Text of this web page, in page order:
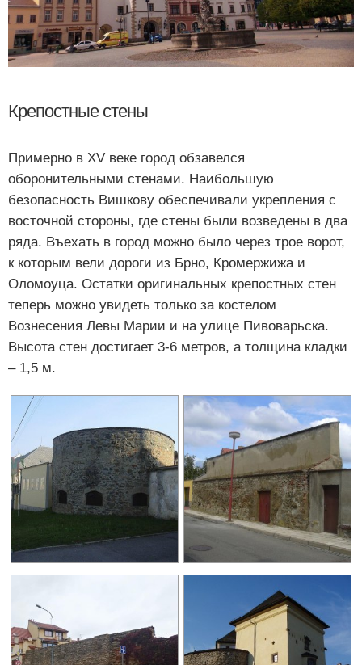
Крепостные стены
Примерно в XV веке город обзавелся
оборонительными стенами. Наибольшую
безопасность Вишкову обеспечивали укрепления с
восточной стороны, где стены были возведены в два
ряда. Въехать в город можно было через трое ворот,
к которым вели дороги из Брно, Кромержижа и
Оломоуца. Остатки оригинальных крепостных стен
теперь можно увидеть только за костелом
Вознесения Левы Марии и на улице Пивоварьска.
Высота стен достигает 3-6 метров, а толщина кладки
– 1,5 м.